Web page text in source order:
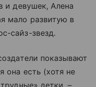
и девушек, Алена
мало развитую в
сайз-звезд.
показывают
она есть (хотя не
детки, –